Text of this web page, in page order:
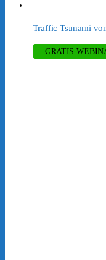
Traffic Tsunami
GRATIS